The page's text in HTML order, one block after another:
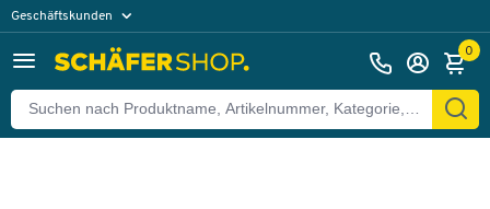
Geschäftskunden
0
Zurück